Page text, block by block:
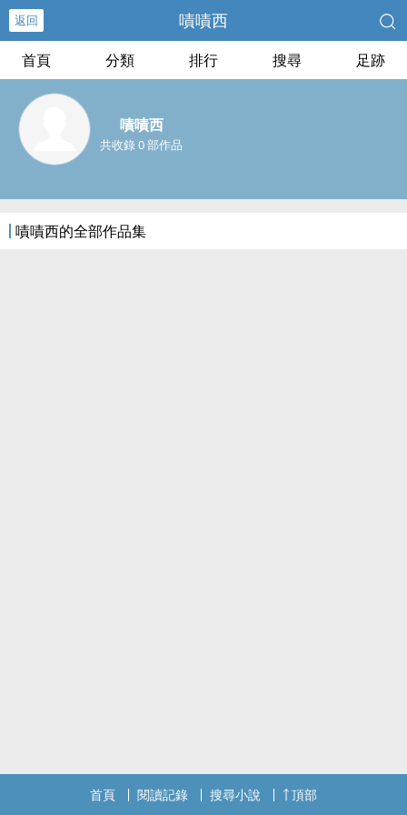
返回 嘖嘖西
首頁 分類 排行 搜尋 足跡
嘖嘖西
共收錄 0 部作品
嘖嘖西的全部作品集
首頁 閱讀記錄 搜尋小說 頂部